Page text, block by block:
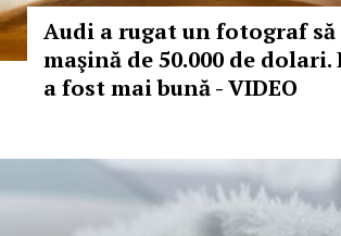
Audi a rugat un fotograf să
maşină de 50.000 de dolari.
a fost mai bună - VIDEO